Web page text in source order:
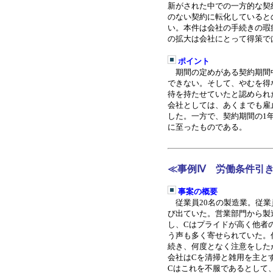
新がされた中での一方的な
のない契約に転化している
い。本件は会社の手続きの
の拡大は会社にとって得策
ポイント
期間の定めがある契約期
できない。そして、やむを
待を持たせていたと認めら
会社としては、あくまでも
した。一方で、契約期間の1
に至った ものである 。
≪事例Ⅳ 労働条件引
事案の概要
従業員20名の製造業。従業
び出ていた。営業部門から
し、 Cはプライドが高く他者
う声も多く寄せられていた
続き、何度となく注意をし
会社はCを清掃と雑用を主と
Cはこれを不服であるとして